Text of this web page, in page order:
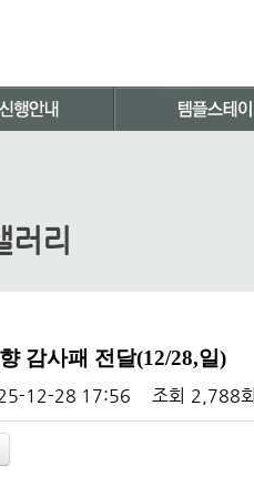
러리
감사패 전달(12/28,일)
12-28 17:56 조회 2,788회